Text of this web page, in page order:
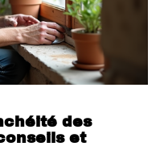
des
et